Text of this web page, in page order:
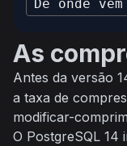
De onde
As
Antes da versão
a taxa de
modificar-
O PostgreSQL 14